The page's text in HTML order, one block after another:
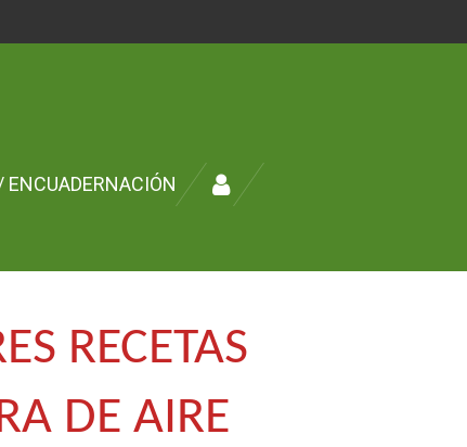
ENCUADERNACIÓN
RECETAS
DE AIRE